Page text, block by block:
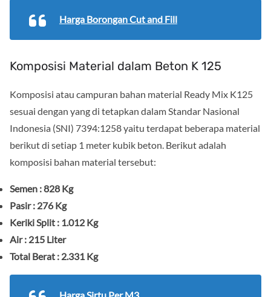
Harga Borongan Cut and Fill
Komposisi Material dalam Beton K 125
Komposisi atau campuran bahan material Ready Mix K125
sesuai dengan yang di tetapkan dalam Standar Nasional
Indonesia (SNI) 7394:1258 yaitu terdapat beberapa material
berikut di setiap 1 meter kubik beton. Berikut adalah
komposisi bahan material tersebut:
Semen : 828 Kg
Pasir : 276 Kg
Keriki Split : 1.012 Kg
Air : 215 Liter
Total Berat : 2.331 Kg
Harga Sirtu Per M3